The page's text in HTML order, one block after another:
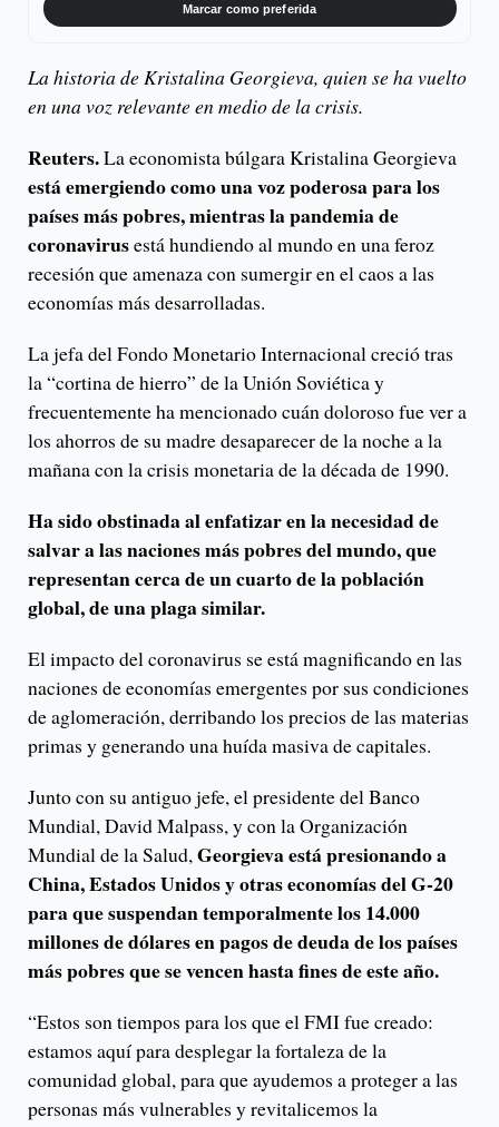
Marcar como preferida
La historia de Kristalina Georgieva, quien se ha vuelto
en una voz relevante en medio de la crisis.
Reuters.La economista búlgara Kristalina Georgieva
está emergiendo como una voz poderosa para los
países más pobres, mientras la pandemia de
coronavirusestá hundiendo al mundo en una feroz
recesión que amenaza con sumergir en el caos a las
economías más desarrolladas.
La jefa del Fondo Monetario Internacional creció tras
la “cortina de hierro” de la Unión Soviética y
frecuentemente ha mencionado cuán doloroso fue ver a
los ahorros de su madre desaparecer de la noche a la
mañana con la crisis monetaria de la década de 1990.
Ha sido obstinada al enfatizar en la necesidad de
salvar a las naciones más pobres del mundo, que
representan cerca de un cuarto de la población
global, de una plaga similar.
El impacto del coronavirus se está magnificando en las
naciones de economías emergentes por sus condiciones
de aglomeración, derribando los precios de las materias
primas y generando una huída masiva de capitales.
Junto con su antiguo jefe, el presidente del Banco
Mundial, David Malpass, y con la Organización
Mundial de la Salud,Georgieva está presionando a
China, Estados Unidos y otras economías del G-20
para que suspendan temporalmente los 14.000
millones de dólares en pagos de deuda de los países
más pobres que se vencen hasta fines de este año.
“Estos son tiempos para los que el FMI fue creado:
estamos aquí para desplegar la fortaleza de la
comunidad global, para que ayudemos a proteger a las
personas más vulnerables y revitalicemos la